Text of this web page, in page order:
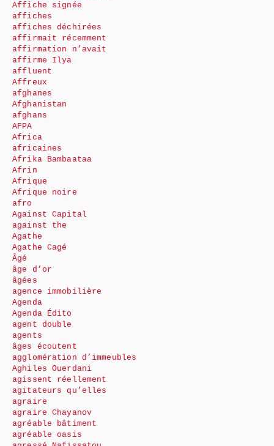
Affiche signée
affiches
affiches déchirées
affirmait récemment
affirmation n’avait
affirme Ilya
affluent
Affreux
afghanes
Afghanistan
afghans
AFPA
Africa
africaines
Afrika Bambaataa
Afrin
Afrique
Afrique noire
afro
Against Capital
against the
Agathe
Agathe Cagé
Âgé
âge d’or
âgées
agence immobilière
Agenda
Agenda Édito
agent double
agents
âges écoutent
agglomération d’immeubles
Aghiles Ouerdani
agissent réellement
agitateurs qu’elles
agraire
agraire Chayanov
agréable bâtiment
agréable oasis